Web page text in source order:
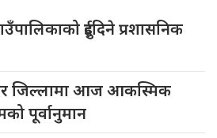
दुईदिने प्रशासनिक
जिल्लामा आज आकस्मिक
पूर्वानुमान